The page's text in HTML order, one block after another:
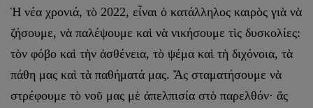
Ἡ νέα χρονιά, τὸ 2022, εἶναι ὁ κατάλληλος καιρὸς γιὰ νὰ
ζήσουμε, νὰ παλέψουμε καὶ νὰ νικήσουμε τὶς δυσκολίες:
τὸν φόβο καὶ τὴν ἀσθένεια, τὸ ψέμα καὶ τὴ διχόνοια, τὰ
πάθη μας καὶ τὰ παθήματά μας. Ἄς σταματήσουμε νὰ
στρέφουμε τὸ νοῦ μας μὲ ἀπελπισία στὸ παρελθόν· ἂς